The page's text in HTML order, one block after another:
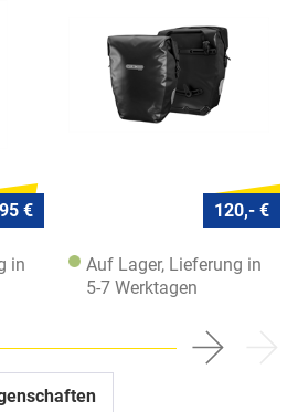
€
in
120,- €
Auf Lager, Lieferung in
5-7 Werktagen